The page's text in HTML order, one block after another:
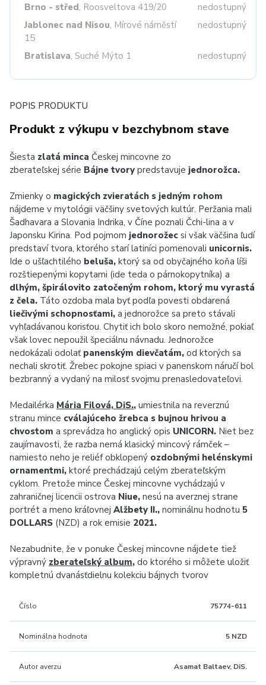
Brno - střed, Roosveltova 419/20
nedostupný
Jablonec nad Nisou, Mírové náměstí
15
nedostupný
Bratislava, Suché Mýto 1 nedostupný
POPIS PRODUKTU
Produkt z výkupu v bezchybnom stave
Šiesta zlatá minca Českej mincovne zo
zberateľskej série Bájne tvory predstavuje jednorožca.
Zmienky o magických zvieratách s jedným rohom
nájdeme v mytológii väčšiny svetových kultúr. Peržania mali
Šadhavara a Slovania Indrika, v Číne poznali Čchi-lina a v
Japonsku Kirina. Pod pojmom jednorožec si však väčšina ľudí
predstaví tvora, ktorého starí latiníci pomenovali unicornis.
Ide o ušľachtilého beluša, ktorý sa od obyčajného koňa líši
rozštiepenými kopytami (ide teda o párnokopytníka) a
dlhým, špirálovito zatočeným rohom, ktorý mu vyrastá
z čela. Táto ozdoba mala byť podľa povesti obdarená
liečivými schopnosťami, a jednorožce sa preto stávali
vyhľadávanou korisťou. Chytiť ich bolo skoro nemožné, pokiaľ
však lovec nepoužil špeciálnu návnadu. Jednorožce
nedokázali odolať panenským dievčatám, od ktorých sa
nechali skrotiť. Žrebec pokojne spiaci v panenskom náručí bol
bezbranný a vydaný na milosť svojmu prenasledovateľovi.
Medailérka Mária Filová, DiS., umiestnila na reverznú
stranu mince cválajúceho žrebca s bujnou hrivou a
chvostom a sprevádza ho anglický opis UNICORN. Niet bez
zaujímavosti, že razba nemá klasický mincový rámček –
namiesto neho je reliéf obklopený ozdobnými helénskymi
ornamentmi, ktoré prechádzajú celým zberateľským
cyklom. Pretože mince Českej mincovne vychádzajú v
zahraničnej licencii ostrova Niue, nesú na averznej strane
portrét a meno kráľovnej Alžbety II., nominálnu hodnotu 5
DOLLARS (NZD) a rok emisie 2021.
Nezabudnite, že v ponuke Českej mincovne nájdete tiež
výpravný zberateľský album, do ktorého si môžete uložiť
kompletnú dvanásťdielnu kolekciu bájnych tvorov
Číslo 75774-611
Nominálna hodnota 5 NZD
Autor averzu Asamat Baltaev, DiS.